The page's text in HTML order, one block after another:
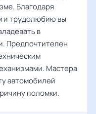
Благодаря
и трудолюбию вы
в
Предпочтителен
Мастера
автомобилей
поломки.